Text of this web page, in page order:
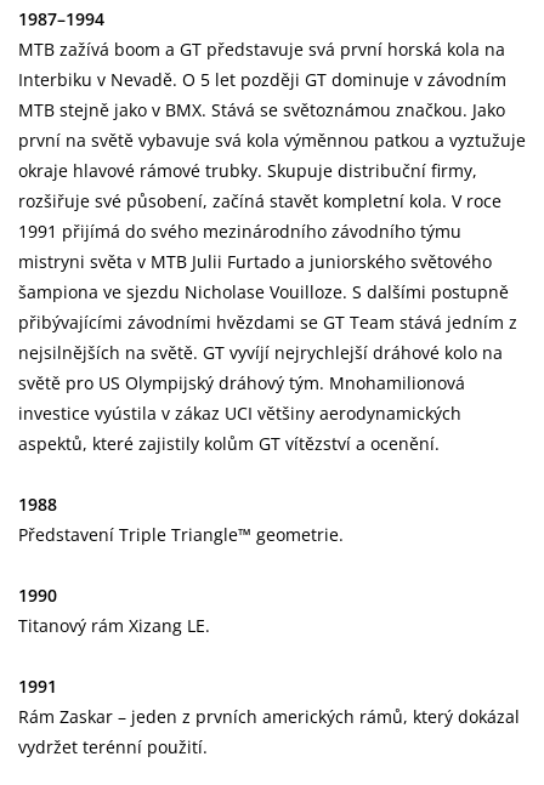
1987–1994
MTB zažívá boom a GT představuje svá první horská kola na
Interbiku v Nevadě. O 5 let později GT dominuje v závodním
MTB stejně jako v BMX. Stává se světoznámou značkou. Jako
první na světě vybavuje svá kola výměnnou patkou a vyztužuje
okraje hlavové rámové trubky. Skupuje distribuční firmy,
rozšiřuje své působení, začíná stavět kompletní kola. V roce
1991 přijímá do svého mezinárodního závodního týmu
mistryni světa v MTB Julii Furtado a juniorského světového
šampiona ve sjezdu Nicholase Vouilloze. S dalšími postupně
přibývajícími závodními hvězdami se GT Team stává jedním z
nejsilnějších na světě. GT vyvíjí nejrychlejší dráhové kolo na
světě pro US Olympijský dráhový tým. Mnohamilionová
investice vyústila v zákaz UCI většiny aerodynamických
aspektů, které zajistily kolům GT vítězství a ocenění.
1988
Představení Triple Triangle™ geometrie.
1990
Titanový rám Xizang LE.
1991
Rám Zaskar – jeden z prvních amerických rámů, který dokázal
vydržet terénní použití.